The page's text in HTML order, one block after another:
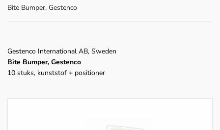
Bite Bumper, Gestenco
Gestenco International AB, Sweden
Bite Bumper, Gestenco
10 stuks, kunststof + positioner